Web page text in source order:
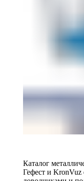
Каталог
Гефест и